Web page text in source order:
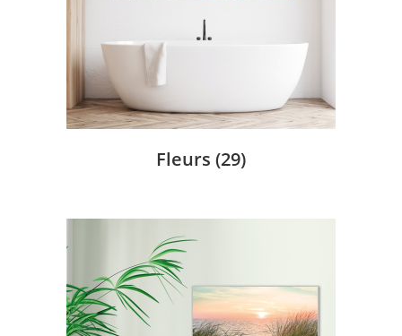
Fleurs (29)